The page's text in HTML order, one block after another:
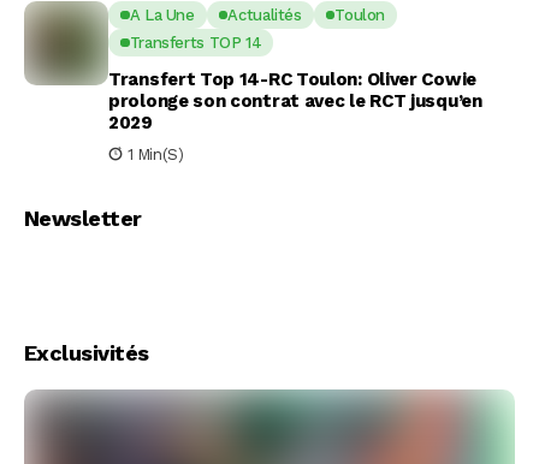
A La Une Actualités
Toulon
Transferts TOP 14
Transfert Top 14-RC Toulon: Oliver Cowie
prolonge son contrat avec le RCT jusqu’en
2029
1 Min(s)
Newsletter
Exclusivités